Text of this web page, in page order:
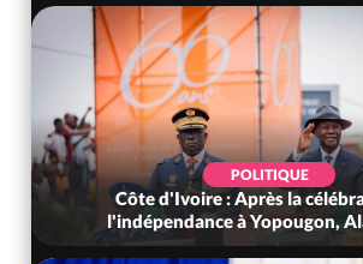
SOCIÉTÉ
Côte d'Ivoire :
Touré aux Gendarmes :